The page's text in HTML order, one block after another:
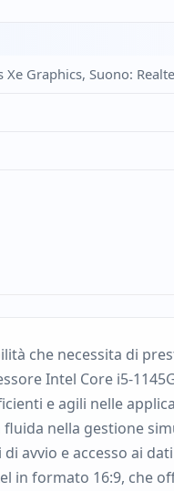
Graphics, Suono:
che necessita di
Intel Core i5-
e agili nelle
nella gestione
avvio e accesso ai
in formato 16:9, che